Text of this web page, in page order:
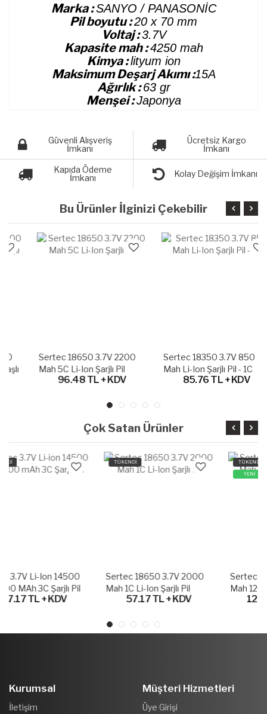
Marka :SANYO / PANASONİC
Pil boyutu :20 x 70 mm
Voltaj :3.7V
Kapasite mah :4250 mah
Kimya :lityum ion
Maksimum Deşarj Akımı :15A
Ağırlık :63 gr
Menşei :Japonya
Güvenli Alışveriş
İmkanı
Ücretsiz Kargo
İmkanı
Kapıda Ödeme
İmkanı
Kolay Değişim İmkanı
Bu Ürünler İlginizi Çekebilir
Sertec 18650 3.7V 2200
Mah 5C Li-Ion Şarjlı Pil
96.48 TL + KDV
Sertec 18350 3.7V 850
Mah Li-Ion Şarjlı Pil - 1C
85.76 TL + KDV
Çok Satan Ürünler
TÜKENDİ
Sertec 18650 3.7V 2000
Mah 1C Li-Ion Şarjlı Pil
57.17 TL + KDV
TÜKENDİ
YENİ
Sertec 18650 3.7V 2450
Mah 12C Li-Ion Şarjlı Pil
128.64 TL + KDV
Kurumsal
İletişim
Müşteri Hizmetleri
Üye Girişi